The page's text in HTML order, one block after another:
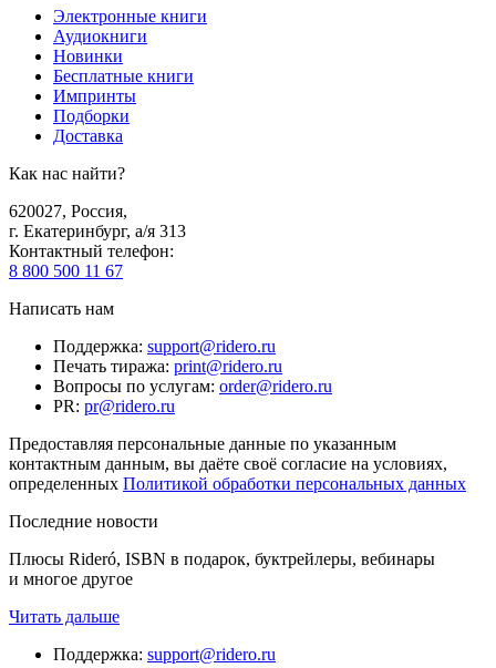
Электронные книги
Аудиокниги
Новинки
Бесплатные книги
Импринты
Подборки
Доставка
Как нас найти?
620027, Россия,
г. Екатеринбург, а/я 313
Контактный телефон:
8 800 500 11 67
Написать нам
Поддержка: support@ridero.ru
Печать тиража: print@ridero.ru
Вопросы по услугам: order@ridero.ru
PR: pr@ridero.ru
Предоставляя персональные данные по указанным
контактным данным, вы даёте своё согласие на условиях,
определенных Политикой обработки персональных данных
Последние новости
Плюсы Rideró, ISBN в подарок, буктрейлеры, вебинары
и многое другое
Читать дальше
Поддержка: support@ridero.ru